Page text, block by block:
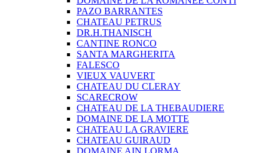
PAZO BARRANTES
CHATEAU PETRUS
DR.H.THANISCH
CANTINE RONCO
SANTA MARGHERITA
FALESCO
VIEUX VAUVERT
CHATEAU DU CLERAY
SCARECROW
CHATEAU DE LA THEBAUDIERE
DOMAINE DE LA MOTTE
CHATEAU LA GRAVIERE
CHATEAU GUIRAUD
DOMAINE AIN LORMA